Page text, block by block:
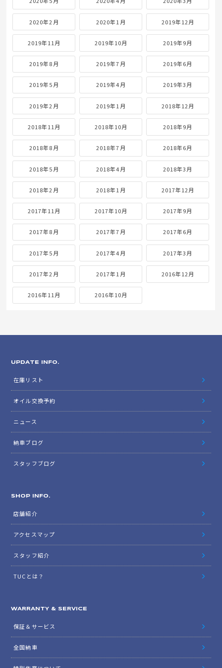
2020年2月 2020年1月 2019年12月
2019年11月 2019年10月 2019年9月
2019年8月 2019年7月 2019年6月
2019年5月 2019年4月 2019年3月
2019年2月 2019年1月 2018年12月
2018年11月 2018年10月 2018年9月
2018年8月 2018年7月 2018年6月
2018年5月 2018年4月 2018年3月
2018年2月 2018年1月 2017年12月
2017年11月 2017年10月 2017年9月
2017年8月 2017年7月 2017年6月
2017年5月 2017年4月 2017年3月
2017年2月 2017年1月 2016年12月
2016年11月 2016年10月
UPDATE INFO.
在庫リスト
オイル交換予約
ニュース
納車ブログ
スタッフブログ
SHOP INFO.
店舗紹介
アクセスマップ
スタッフ紹介
TUCとは？
WARRANTY & SERVICE
保証＆サービス
全国納車